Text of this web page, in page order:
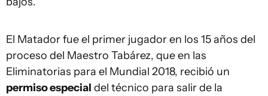
El Matador fue el primer jugador en los 15 años del
proceso del Maestro Tabárez, que en las
Eliminatorias para el Mundial 2018, recibió un
permiso especial del técnico para salir de la